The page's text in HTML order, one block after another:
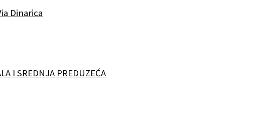
Dinarica
I SREDNJA PREDUZEĆA